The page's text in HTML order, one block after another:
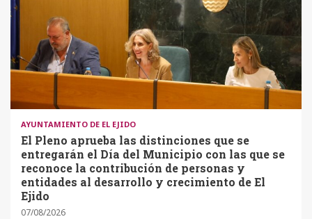
AYUNTAMIENTO DE EL EJIDO
El Pleno aprueba las distinciones que se
entregarán el Día del Municipio con las que se
reconoce la contribución de personas y
entidades al desarrollo y crecimiento de El
Ejido
07/08/2026